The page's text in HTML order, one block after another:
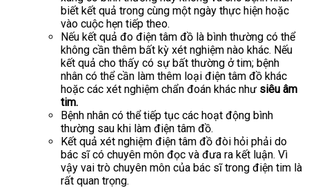
biết kết quả trong cùng một ngày thực hiện hoặc
vào cuộc hẹn tiếp theo.
Nếu kết quả đo điện tâm đồ là bình thường có thể
không cần thêm bất kỳ xét nghiệm nào khác. Nếu
kết quả cho thấy có sự bất thường ở tim; bệnh
nhân có thể cần làm thêm loại điện tâm đồ khác
hoặc các xét nghiệm chẩn đoán khác như siêu âm
tim.
Bệnh nhân có thể tiếp tục các hoạt động bình
thường sau khi làm điện tâm đồ.
Kết quả xét nghiệm điện tâm đồ đòi hỏi phải do
bác sĩ có chuyên môn đọc và đưa ra kết luận. Vì
vậy vai trò chuyên môn của bác sĩ trong điện tim là
rất quan trọng.